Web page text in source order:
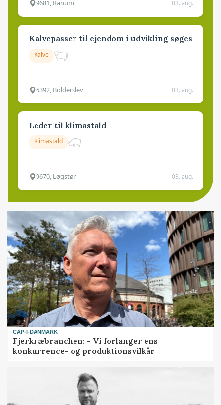
9681, Ranum 03. aug.
Kalvepasser til ejendom i udvikling søges
Kalve
6392, Bolderslev 03. aug.
Leder til klimastald
Klimastald
9670, Løgstør 03. aug.
CAP-I-DANMARK
Fjerkræbranchen: - Vi forlanger ens
konkurrence- og produktionsvilkår